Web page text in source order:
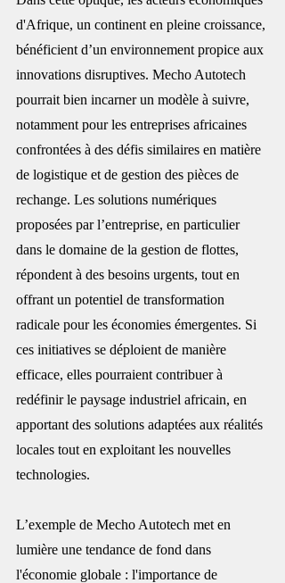
d'Afrique, un continent en pleine croissance,
bénéficient d’un environnement propice aux
innovations disruptives. Mecho Autotech
pourrait bien incarner un modèle à suivre,
notamment pour les entreprises africaines
confrontées à des défis similaires en matière
de logistique et de gestion des pièces de
rechange. Les solutions numériques
proposées par l’entreprise, en particulier
dans le domaine de la gestion de flottes,
répondent à des besoins urgents, tout en
offrant un potentiel de transformation
radicale pour les économies émergentes. Si
ces initiatives se déploient de manière
efficace, elles pourraient contribuer à
redéfinir le paysage industriel africain, en
apportant des solutions adaptées aux réalités
locales tout en exploitant les nouvelles
technologies.
L’exemple de Mecho Autotech met en
lumière une tendance de fond dans
l'économie globale : l'importance de